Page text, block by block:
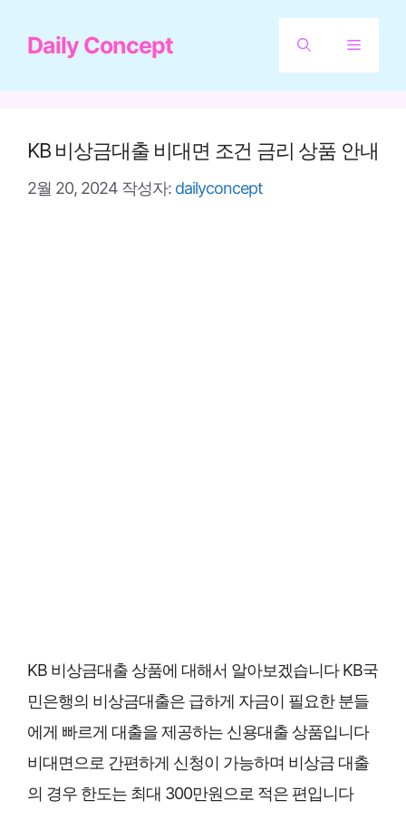
Daily Concept 메
KB 비상금대출 비대면 조건 금리 상품 안내
2월 20, 2024 작성자: dailyconcept
KB 비상금대출 상품에 대해서 알아보겠습니다 KB국
민은행의 비상금대출은 급하게 자금이 필요한 분들
에게 빠르게 대출을 제공하는 신용대출 상품입니다
비대면으로 간편하게 신청이 가능하며 비상금 대출
의 경우 한도는 최대 300만원으로 적은 편입니다